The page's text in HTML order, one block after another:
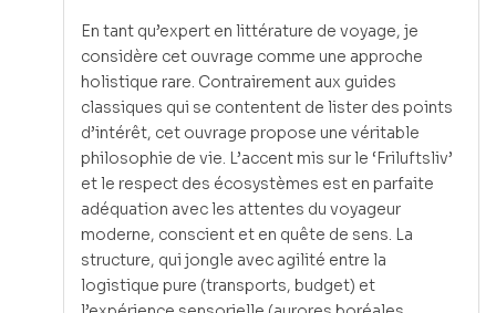
En tant qu’expert en littérature de voyage, je
considère cet ouvrage comme une approche
holistique rare. Contrairement aux guides
classiques qui se contentent de lister des points
d’intérêt, cet ouvrage propose une véritable
philosophie de vie. L’accent mis sur le ‘Friluftsliv’
et le respect des écosystèmes est en parfaite
adéquation avec les attentes du voyageur
moderne, conscient et en quête de sens. La
structure, qui jongle avec agilité entre la
logistique pure (transports, budget) et